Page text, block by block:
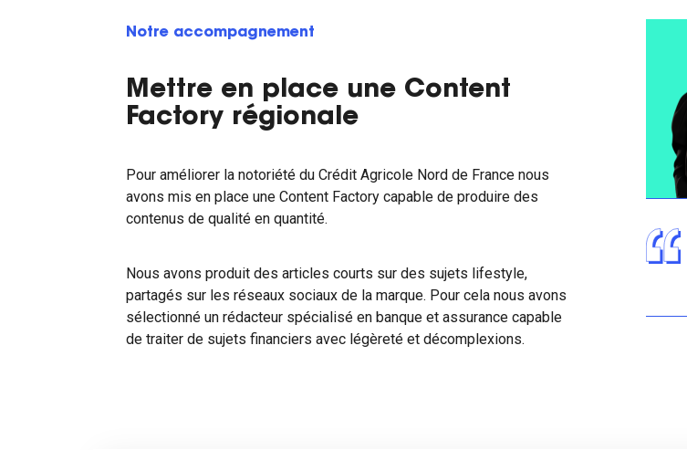
Notre accompagnement
Mettre en place une Content
Factory régionale
Pour améliorer la notoriété du Crédit Agricole Nord de France nous
avons mis en place une Content Factory capable de produire des
contenus de qualité en quantité.
Nous avons produit des articles courts sur des sujets lifestyle,
partagés sur les réseaux sociaux de la marque. Pour cela nous avons
sélectionné un rédacteur spécialisé en banque et assurance capable
de traiter de sujets financiers avec légèreté et décomplexions.